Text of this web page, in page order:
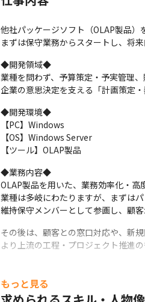
他社パッケージソフト（OLAP製品）
まずは保守業務からスタートし、将
◆開発領域◆
業種を問わず、予算策定・予実管理、
企業の意思決定を支える「計画策定
◆開発環境◆
【PC】Windows
【OS】Windows Server
【ツール】OLAP製品
◆業務内容◆
OLAP製品を用いた、業務効率化・高
業種は多岐にわたりますが、まずは
維持保守メンバーとして参画し、顧
その後は、顧客との窓口対応や、新
より上流の工程・プロジェクト推進
入社後は先輩社員によるOJTを通じ
実務を通じて業務の流れを理解いた
もっと見る